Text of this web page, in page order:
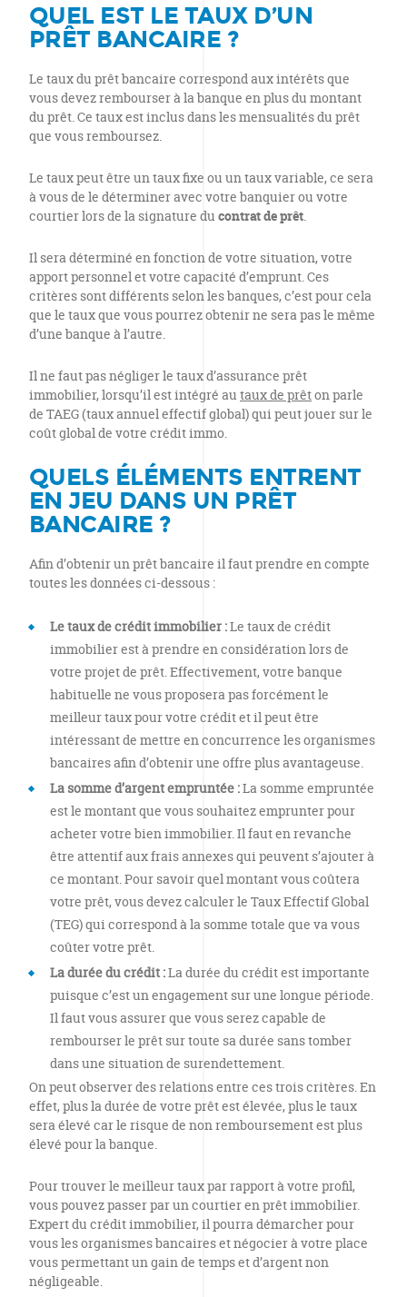
QUEL EST LE TAUX D’UN
PRÊT BANCAIRE ?
Le taux du prêt bancaire correspond aux intérêts que
vous devez rembourser à la banque en plus du montant
du prêt. Ce taux est inclus dans les mensualités du prêt
que vous remboursez.
Le taux peut être un taux fixe ou un taux variable, ce sera
à vous de le déterminer avec votre banquier ou votre
courtier lors de la signature du contrat de prêt.
Il sera déterminé en fonction de votre situation, votre
apport personnel et votre capacité d’emprunt. Ces
critères sont différents selon les banques, c’est pour cela
que le taux que vous pourrez obtenir ne sera pas le même
d’une banque à l’autre.
Il ne faut pas négliger le taux d’assurance prêt
immobilier, lorsqu’il est intégré au taux de prêton parle
de TAEG (taux annuel effectif global) qui peut jouer sur le
coût global de votre crédit immo.
QUELS ÉLÉMENTS ENTRENT
EN JEU DANS UN PRÊT
BANCAIRE ?
Afin d’obtenir un prêt bancaire il faut prendre en compte
toutes les données ci-dessous :
Le taux de crédit immobilier :Le taux de crédit
immobilier est à prendre en considération lors de
votre projet de prêt. Effectivement, votre banque
habituelle ne vous proposera pas forcément le
meilleur taux pour votre crédit et il peut être
intéressant de mettre en concurrence les organismes
bancaires afin d’obtenir une offre plus avantageuse.
La somme d’argent empruntée :La somme empruntée
est le montant que vous souhaitez emprunter pour
acheter votre bien immobilier. Il faut en revanche
être attentif aux frais annexes qui peuvent s’ajouter à
ce montant. Pour savoir quel montant vous coûtera
votre prêt, vous devez calculer le Taux Effectif Global
(TEG) qui correspond à la somme totale que va vous
coûter votre prêt.
La durée du crédit :La durée du crédit est importante
puisque c’est un engagement sur une longue période.
Il faut vous assurer que vous serez capable de
rembourser le prêt sur toute sa durée sans tomber
dans une situation de surendettement.
On peut observer des relations entre ces trois critères. En
effet, plus la durée de votre prêt est élevée, plus le taux
sera élevé car le risque de non remboursement est plus
élevé pour la banque.
Pour trouver le meilleur taux par rapport à votre profil,
vous pouvez passer par un courtier en prêt immobilier.
Expert du crédit immobilier, il pourra démarcher pour
vous les organismes bancaires et négocier à votre place
vous permettant un gain de temps et d’argent non
négligeable.